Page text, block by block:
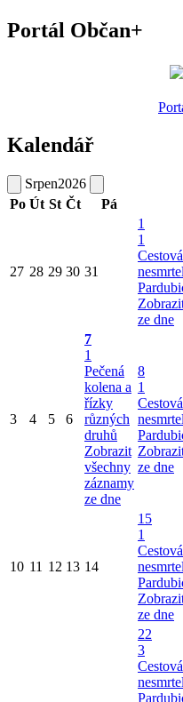
Portál Občan+
Kalendář
Srpen2026
Po Út St Čt Pá
27 28 29 30 31
1
1
ze dne
3 4 5 6
7
1
Pečená
kolena a
řízky
různých
druhů
Zobrazit
všechny
záznamy
ze dne
8
1
ze dne
10 11 12 13 14
15
1
ze dne
22
3